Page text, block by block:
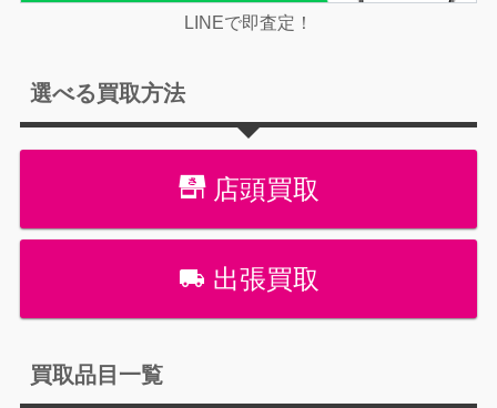
LINEで即査定！
選べる買取方法
店頭買取
出張買取
買取品目一覧